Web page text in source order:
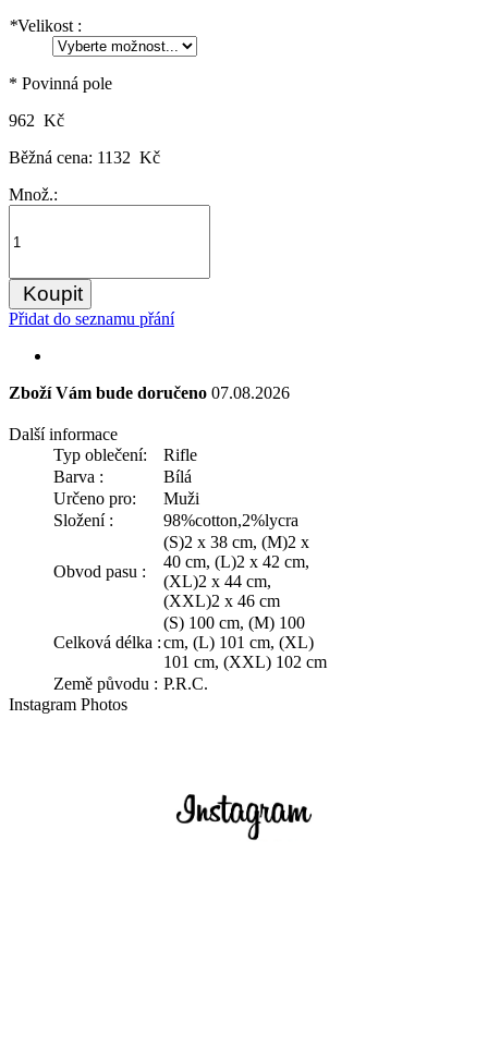
*Velikost :
* Povinná pole
962 Kč
Běžná cena: 1132 Kč
Množ.:
Koupit
Přidat do seznamu přání
Zboží Vám bude doručeno 07.08.2026
Další informace
Typ oblečení:
Rifle
Barva :
Bílá
Určeno pro:
Muži
Složení :
98%cotton,2%lycra
Obvod pasu :
(S)2 x 38 cm, (M)2 x
40 cm, (L)2 x 42 cm,
(XL)2 x 44 cm,
(XXL)2 x 46 cm
Celková délka :
(S) 100 cm, (M) 100
cm, (L) 101 cm, (XL)
101 cm, (XXL) 102 cm
Země původu : P.R.C.
Instagram Photos